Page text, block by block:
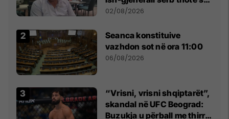
dikush e tradhtoi në
02/08/2026
Seanca konstituive
vazhdon sot në ora 11:00
06/08/2026
“Vrisni, vrisni shqiptarët”,
skandal në UFC Beograd:
Buzukja u përball me thirrje